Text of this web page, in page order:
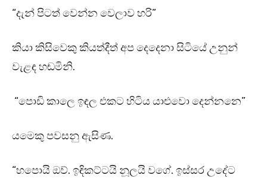
“දැන් පිටත් වෙන්න වෙලාව හරි”
කියා කිසිවෙකු කියත්දීත් අප දෙදෙනා සිටියේ උනුන්
වැළඳ හඬමිනි.
“පොඩි කාලෙ ඉඳල එකට හිටිය යාළුවො දෙන්නනෙ”
යමෙකු පවසනු ඇසිණ.
“හපොයි ඔව්. ඉඳිකට්ටයි නූලයි වගේ. ඉස්සර උදේට